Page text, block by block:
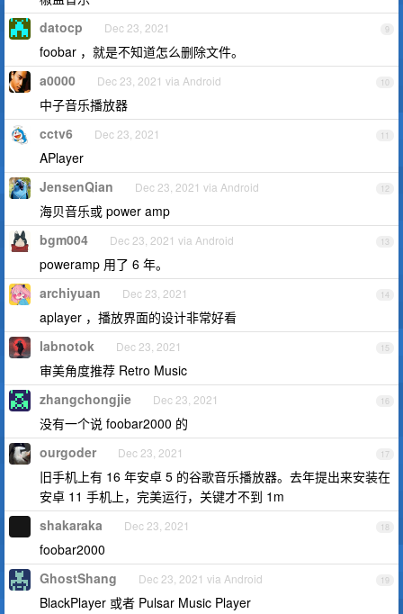
9
datocp Dec 23, 2021
foobar ，就是不知道怎么删除文件。
10
a0000 Dec 23, 2021 via Android
中子音乐播放器
11
cctv6 Dec 23, 2021
APlayer
12
JensenQian Dec 23, 2021 via Android
海贝音乐或 power amp
13
bgm004 Dec 23, 2021 via Android
poweramp 用了 6 年。
14
archiyuan Dec 23, 2021
aplayer ，播放界面的设计非常好看
15
labnotok Dec 23, 2021
审美角度推荐 Retro Music
16
zhangchongjie Dec 23, 2021
没有一个说 foobar2000 的
17
ourgoder Dec 23, 2021
旧手机上有 16 年安卓 5 的谷歌音乐播放器。去年提出来安装在
安卓 11 手机上，完美运行，关键才不到 1m
18
shakaraka Dec 23, 2021
foobar2000
19
GhostShang Dec 23, 2021 via Android
BlackPlayer 或者 Pulsar Music Player